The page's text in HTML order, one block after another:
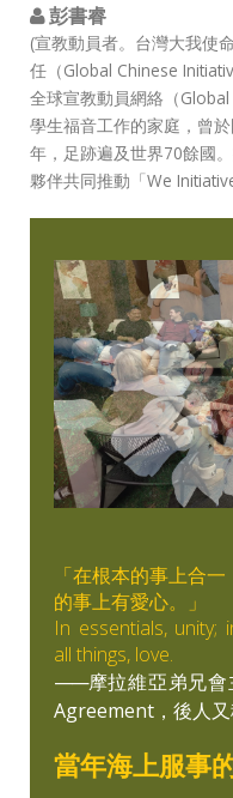
彭書睿
(宣教動員者。台灣大我使
任（Global Chinese
全球宣教動員網絡（
學生福音工作的家庭，曾
年，足跡遍及世界70餘國
夥伴共同推動「We
「在根本的事上合
的事上有愛心。」
In essentials, unity;
all things, love.
——摩拉維亞弟兄
Agreement，後人又
當年海上服事